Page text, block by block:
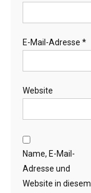
E-Mail-Adresse *
Website
Name, E-Mail-
Adresse und
Website in diesem